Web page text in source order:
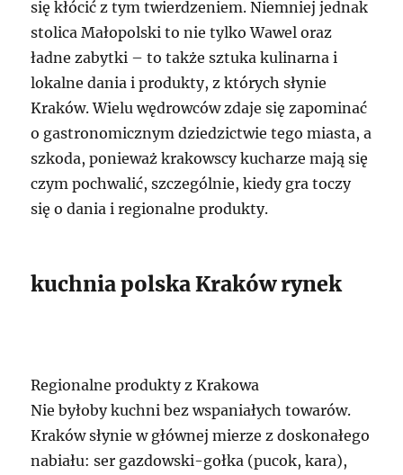
się kłócić z tym twierdzeniem. Niemniej jednak
stolica Małopolski to nie tylko Wawel oraz
ładne zabytki – to także sztuka kulinarna i
lokalne dania i produkty, z których słynie
Kraków. Wielu wędrowców zdaje się zapominać
o gastronomicznym dziedzictwie tego miasta, a
szkoda, ponieważ krakowscy kucharze mają się
czym pochwalić, szczególnie, kiedy gra toczy
się o dania i regionalne produkty.
kuchnia polska Kraków rynek
Regionalne produkty z Krakowa
Nie byłoby kuchni bez wspaniałych towarów.
Kraków słynie w głównej mierze z doskonałego
nabiału: ser gazdowski-gołka (pucok, kara),